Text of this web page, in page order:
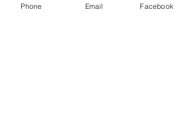
https://www.institutoguerrero.com.ar/obras-sociales
Phone Email Facebook